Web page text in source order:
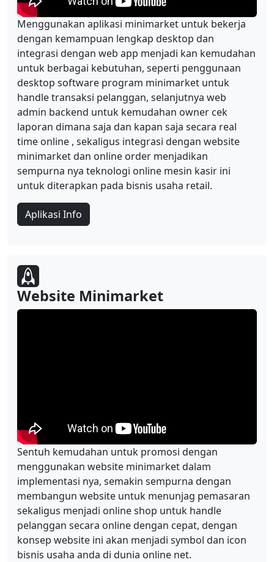
Menggunakan aplikasi minimarket untuk bekerja
dengan kemampuan lengkap desktop dan
integrasi dengan web app menjadi kan kemudahan
untuk berbagai kebutuhan, seperti penggunaan
desktop software program minimarket untuk
handle transaksi pelanggan, selanjutnya web
admin backend untuk kemudahan owner cek
laporan dimana saja dan kapan saja secara real
time online , sekaligus integrasi dengan website
minimarket dan online order menjadikan
sempurna nya teknologi online mesin kasir ini
untuk diterapkan pada bisnis usaha retail.
Aplikasi Info
Website Minimarket
Sentuh kemudahan untuk promosi dengan
menggunakan website minimarket dalam
implementasi nya, semakin sempurna dengan
membangun website untuk menunjag pemasaran
sekaligus menjadi online shop untuk handle
pelanggan secara online dengan cepat, dengan
konsep website ini akan menjadi symbol dan icon
bisnis usaha anda di dunia online net.